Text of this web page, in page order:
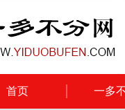
首页 一多